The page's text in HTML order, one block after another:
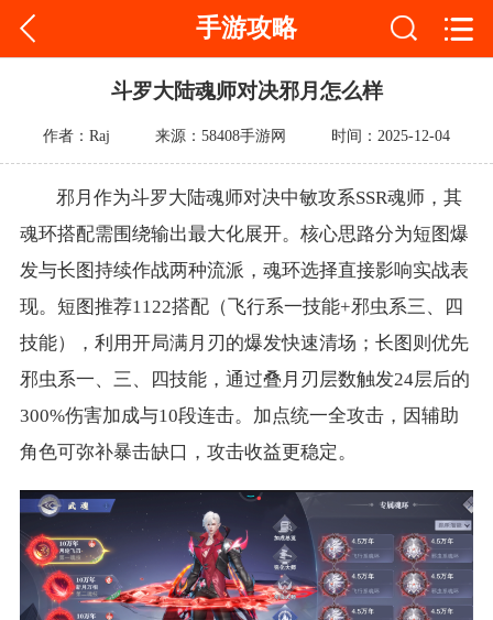
手游攻略
斗罗大陆魂师对决邪月怎么样
作者：Raj 来源：58408手游网 时间：2025-12-04
邪月作为斗罗大陆魂师对决中敏攻系SSR魂师，其
魂环搭配需围绕输出最大化展开。核心思路分为短图爆
发与长图持续作战两种流派，魂环选择直接影响实战表
现。短图推荐1122搭配（飞行系一技能+邪虫系三、四
技能），利用开局满月刃的爆发快速清场；长图则优先
邪虫系一、三、四技能，通过叠月刃层数触发24层后的
300%伤害加成与10段连击。加点统一全攻击，因辅助
角色可弥补暴击缺口，攻击收益更稳定。